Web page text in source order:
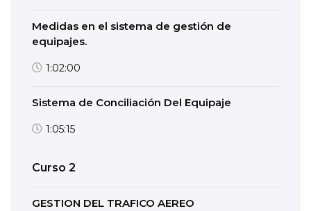
Medidas en el sistema de gestión de
equipajes.
1:02:00
Sistema de Conciliación Del Equipaje
1:05:15
Curso 2
GESTION DEL TRAFICO AEREO